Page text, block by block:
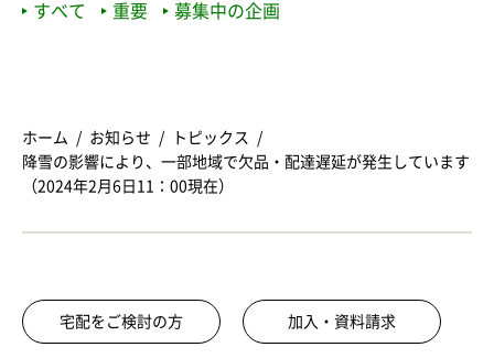
すべて 重要 募集中の企画
ホーム お知らせ
トピックス
降雪の影響により、一部地域で欠品・配達遅延が発生しています
（2024年2月6日11：00現在）
宅配をご検討の方 加入・資料請求